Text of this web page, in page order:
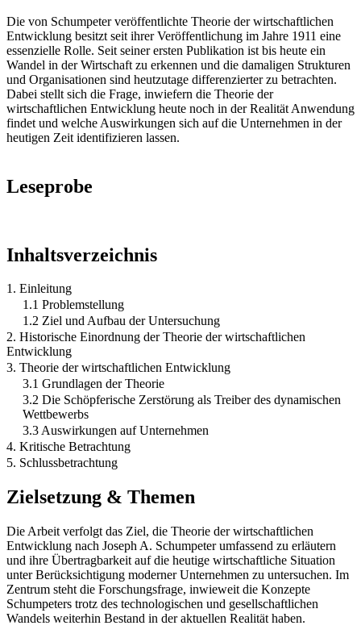
Die von Schumpeter veröffentlichte Theorie der wirtschaftlichen
Entwicklung besitzt seit ihrer Veröffentlichung im Jahre 1911 eine
essenzielle Rolle. Seit seiner ersten Publikation ist bis heute ein
Wandel in der Wirtschaft zu erkennen und die damaligen Strukturen
und Organisationen sind heutzutage differenzierter zu betrachten.
Dabei stellt sich die Frage, inwiefern die Theorie der
wirtschaftlichen Entwicklung heute noch in der Realität Anwendung
findet und welche Auswirkungen sich auf die Unternehmen in der
heutigen Zeit identifizieren lassen.
Leseprobe
Inhaltsverzeichnis
1. Einleitung
1.1 Problemstellung
1.2 Ziel und Aufbau der Untersuchung
2. Historische Einordnung der Theorie der wirtschaftlichen
Entwicklung
3. Theorie der wirtschaftlichen Entwicklung
3.1 Grundlagen der Theorie
3.2 Die Schöpferische Zerstörung als Treiber des dynamischen
Wettbewerbs
3.3 Auswirkungen auf Unternehmen
4. Kritische Betrachtung
5. Schlussbetrachtung
Zielsetzung & Themen
Die Arbeit verfolgt das Ziel, die Theorie der wirtschaftlichen
Entwicklung nach Joseph A. Schumpeter umfassend zu erläutern
und ihre Übertragbarkeit auf die heutige wirtschaftliche Situation
unter Berücksichtigung moderner Unternehmen zu untersuchen. Im
Zentrum steht die Forschungsfrage, inwieweit die Konzepte
Schumpeters trotz des technologischen und gesellschaftlichen
Wandels weiterhin Bestand in der aktuellen Realität haben.